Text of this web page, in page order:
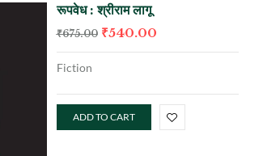
रूपवेध : श्रीराम लागू
₹675.00 ₹540.00
Fiction
ADD TO CART